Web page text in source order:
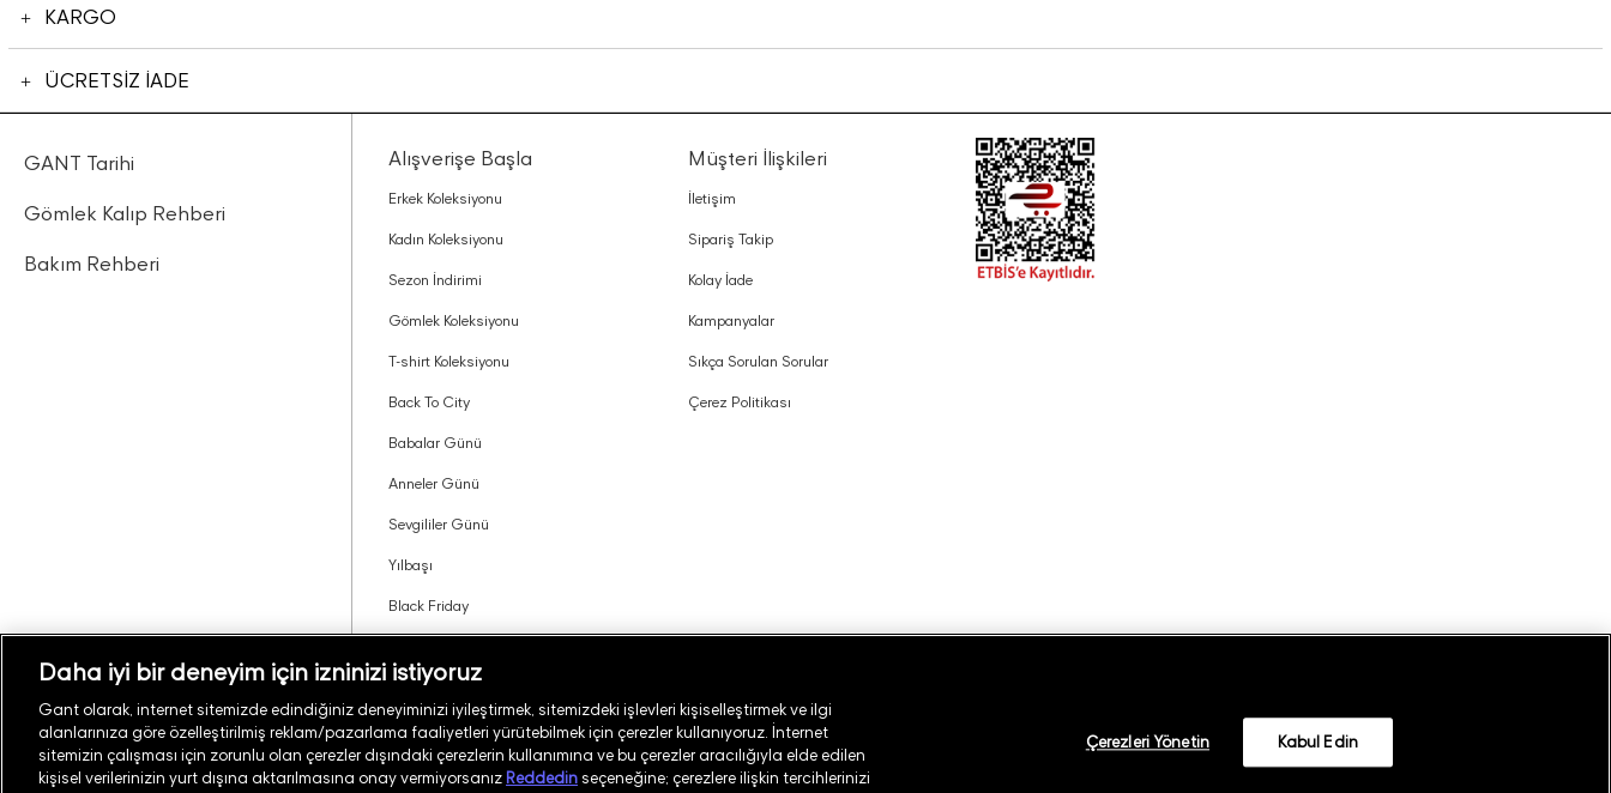
KARGO
ÜCRETSİZ İADE
GANT Tarihi
Gömlek Kalıp Rehberi
Bakım Rehberi
Alışverişe Başla
Erkek Koleksiyonu
Kadın Koleksiyonu
Sezon İndirimi
Gömlek Koleksiyonu
T-shirt Koleksiyonu
Back To City
Babalar Günü
Anneler Günü
Sevgililer Günü
Yılbaşı
Black Friday
Müşteri İlişkileri
İletişim
Sipariş Takip
Kolay İade
Kampanyalar
Sıkça Sorulan Sorular
Çerez Politikası
Türkiye Mağaza Bul
Daha iyi bir deneyim için izninizi istiyoruz
Gant olarak, internet sitemizde edindiğiniz deneyiminizi iyileştirmek, sitemizdeki işlevleri kişiselleştirmek ve ilgi
alanlarınıza göre özelleştirilmiş reklam/pazarlama faaliyetleri yürütebilmek için çerezler kullanıyoruz. İnternet
sitemizin çalışması için zorunlu olan çerezler dışındaki çerezlerin kullanımına ve bu çerezler aracılığıyla elde edilen
kişisel verilerinizin yurt dışına aktarılmasına onay vermiyorsanız Reddedin seçeneğine; çerezlere ilişkin tercihlerinizi
Çerezleri Yönetin Kabul Edin